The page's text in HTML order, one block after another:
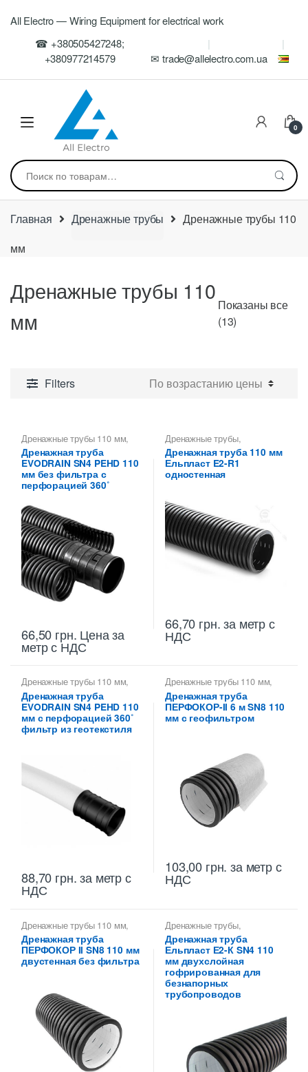
navigation
All Electro — Wiring Equipment for electrical work
☎ +380505427248;
+380977214579
✉ trade@allelectro.com.ua
0
Искать:
Главная Дренажные трубы
Дренажные трубы 110
мм
Дренажные трубы 110
мм
Показаны все
(13)
Filters
Дренажные трубы 110 мм,
Трубы дренажные
гофрированные
Дренажная труба
EVODRAIN SN4 PEHD 110
мм без фильтра с
перфорацией 360˚
66,50 грн. Цена за
метр с НДС
Дренажные трубы,
Дренажные трубы 110 мм
Дренажная труба 110 мм
Ельпласт E2-R1
одностенная
66,70 грн. за метр с
НДС
Дренажные трубы 110 мм,
Трубы дренажные
гофрированные
Дренажная труба
EVODRAIN SN4 PEHD 110
мм с перфорацией 360˚
фильтр из геотекстиля
88,70 грн. за метр с
НДС
Дренажные трубы 110 мм,
Трубы гофрированные
дренажные ДКС,Трубы
дренажные гофрированные
Дренажная труба
ПЕРФОКОР-II 6 м SN8 110
мм с геофильтром
103,00 грн. за метр с
НДС
Дренажные трубы 110 мм,
Дренажные трубы Перфокор
Трубы дренажные
гофрированные
Дренажная труба
ПЕРФОКОР II SN8 110 мм
двустенная без фильтра
Дренажные трубы,
Дренажные трубы 110 мм
Трубы дренажные
гофрированные
Дренажная труба
Ельпласт Е2-К SN4 110
мм двухслойная
гофрированная для
безнапорных
трубопроводов